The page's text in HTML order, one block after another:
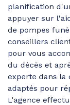
planification
appuyer sur
de pompes
conseillers
pour vous
du décès et
experte dans la
adaptés pour
L'agence